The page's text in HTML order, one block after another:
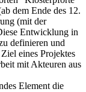
dem Ende des 12.
(mit der
Entwicklung in
definieren und
eines Projektes
mit Akteuren aus
Element die